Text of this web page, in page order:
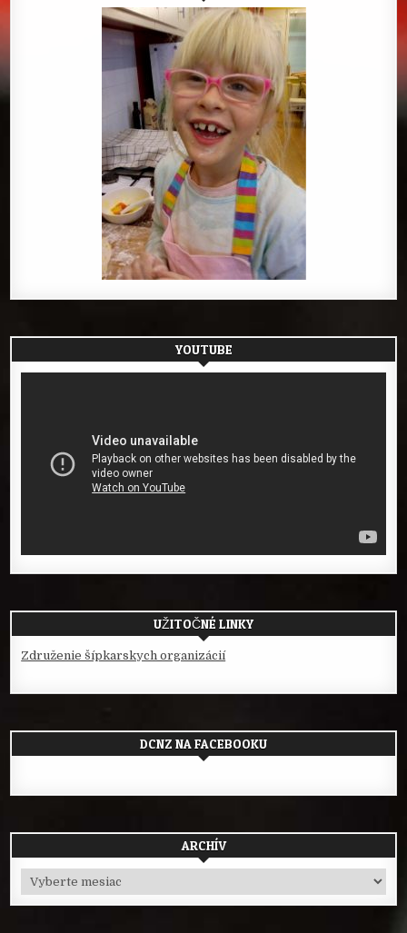
YOUTUBE
UŽITOČNÉ LINKY
Združenie šípkarskych organizácií
DCNZ NA FACEBOOKU
ARCHÍV
Archív